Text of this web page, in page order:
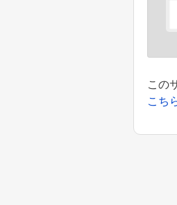
この
こち